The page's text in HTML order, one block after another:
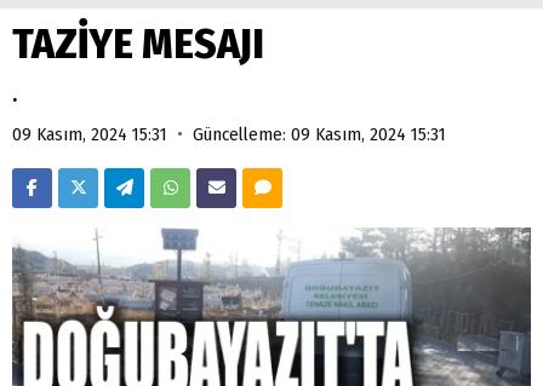
Doğubayazıt'ta çocukların sırtındaki ağır yük
DEVLET ve HÜKÜMET
TAZİYE MESAJI
.
09 Kasım, 2024 15:31 • Güncelleme: 09 Kasım, 2024 15:31